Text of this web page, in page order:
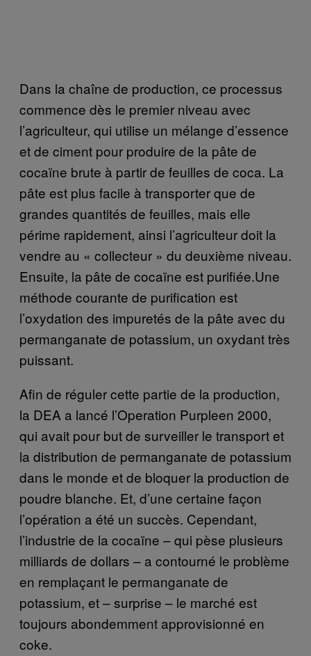
Dans la chaîne de production, ce processus
commence dès le premier niveau avec
l’agriculteur, qui utilise un mélange d’essence
et de ciment pour produire de la pâte de
cocaïne brute à partir de feuilles de coca. La
pâte est plus facile à transporter que de
grandes quantités de feuilles, mais elle
périme rapidement, ainsi l’agriculteur doit la
vendre au « collecteur » du deuxième niveau.
Ensuite, la pâte de cocaïne est purifiée.Une
méthode courante de purification est
l’oxydation des impuretés de la pâte avec du
permanganate de potassium, un oxydant très
puissant.
Afin de réguler cette partie de la production,
la DEA a lancé l’Operation Purpleen 2000,
qui avait pour but de surveiller le transport et
la distribution de permanganate de potassium
dans le monde et de bloquer la production de
poudre blanche. Et, d’une certaine façon
l’opération a été un succès. Cependant,
l’industrie de la cocaïne – qui pèse plusieurs
milliards de dollars – a contourné le problème
en remplaçant le permanganate de
potassium, et – surprise – le marché est
toujours abondemment approvisionné en
coke.